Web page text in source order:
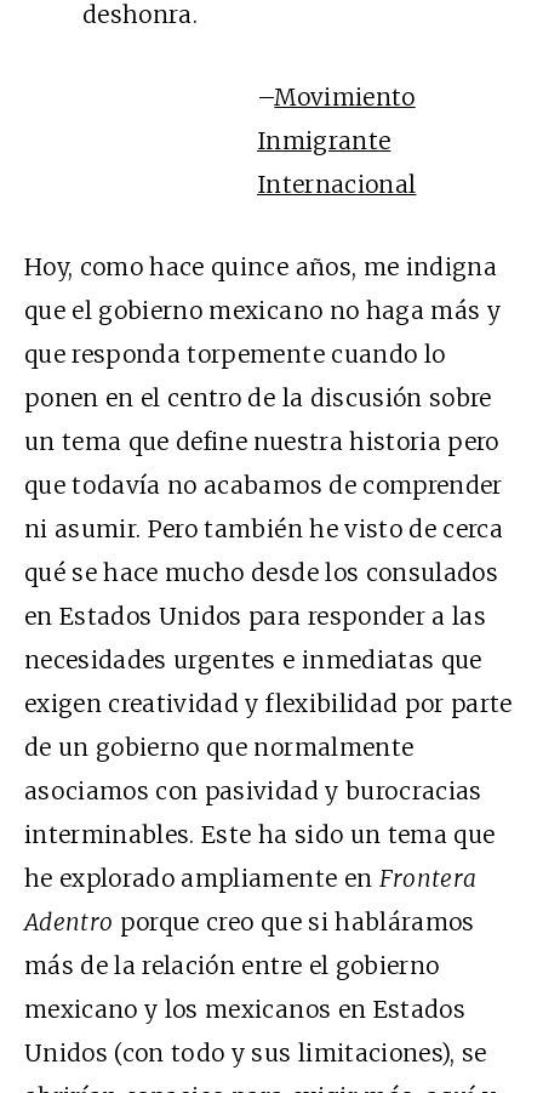
deshonra.
–Movimiento
Inmigrante
Internacional
Hoy, como hace quince años, me indigna
que el gobierno mexicano no haga más y
que responda torpemente cuando lo
ponen en el centro de la discusión sobre
un tema que define nuestra historia pero
que todavía no acabamos de comprender
ni asumir. Pero también he visto de cerca
qué se hace mucho desde los consulados
en Estados Unidos para responder a las
necesidades urgentes e inmediatas que
exigen creatividad y flexibilidad por parte
de un gobierno que normalmente
asociamos con pasividad y burocracias
interminables. Este ha sido un tema que
he explorado ampliamente en Frontera
Adentro porque creo que si habláramos
más de la relación entre el gobierno
mexicano y los mexicanos en Estados
Unidos (con todo y sus limitaciones), se